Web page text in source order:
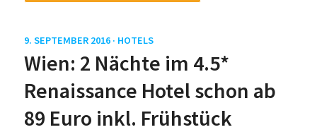
9. SEPTEMBER 2016 · HOTELS
Wien: 2 Nächte im 4.5*
Renaissance Hotel schon ab
89 Euro inkl. Frühstück